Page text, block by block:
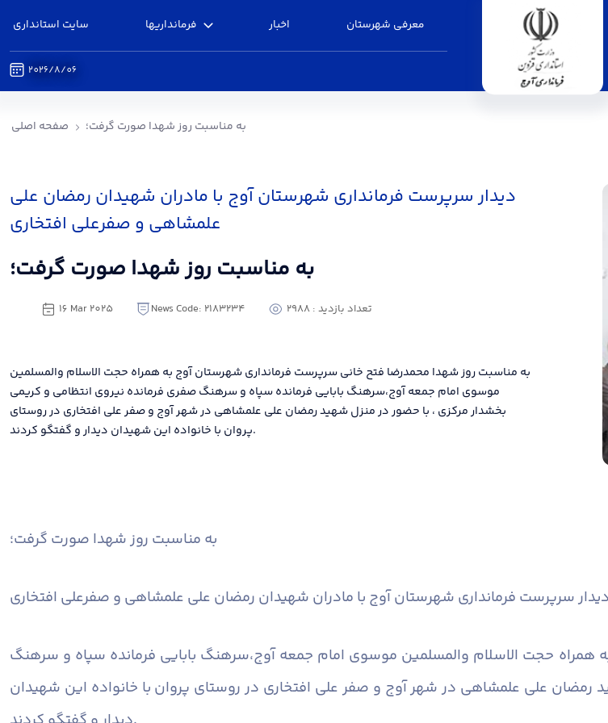
سایت استانداری فرمانداریها اخبار معرفی شهرستان
2026/8/06
صفحه اصلی به مناسبت روز شهدا صورت گرفت؛
دیدار سرپرست فرمانداری شهرستان آوج با مادران شهیدان رمضان علی
علمشاهی و صفرعلی افتخاری
به مناسبت روز شهدا صورت گرفت؛
16 Mar 2025 News Code: 2183234 تعداد بازدید : 2988
به مناسبت روز شهدا محمدرضا فتح خانی سرپرست فرمانداری شهرستان آوج به همراه حجت الاسلام والمسلمین
موسوی امام جمعه آوج،سرهنگ بابایی فرمانده سپاه و سرهنگ صفری فرمانده نیروی انتظامی و کریمی
بخشدار مرکزی ، با حضور در منزل شهید رمضان علی علمشاهی در شهر آوج و صفر علی افتخاری در روستای
پروان با خانواده این شهیدان دیدار و گفتگو کردند.
به مناسبت روز شهدا صورت گرفت؛
دیدار سرپرست فرمانداری شهرستان آوج با مادران شهیدان رمضان علی علمشاهی و صفرعلی افتخاری
حجت الاسلام والمسلمین موسوی امام جمعه آوج،سرهنگ بابایی فرمانده سپاه و سرهنگ
رمضان علی علمشاهی در شهر آوج و صفر علی افتخاری در روستای پروان با خانواده این شهیدان